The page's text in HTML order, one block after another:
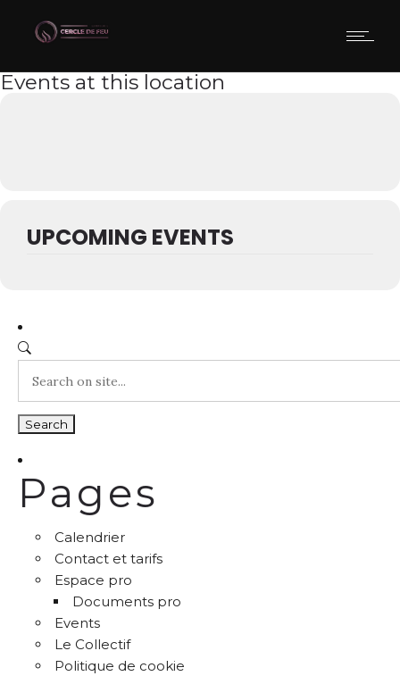
Events at this location
UPCOMING EVENTS
Pages
Calendrier
Contact et tarifs
Espace pro
Documents pro
Events
Le Collectif
Politique de cookie